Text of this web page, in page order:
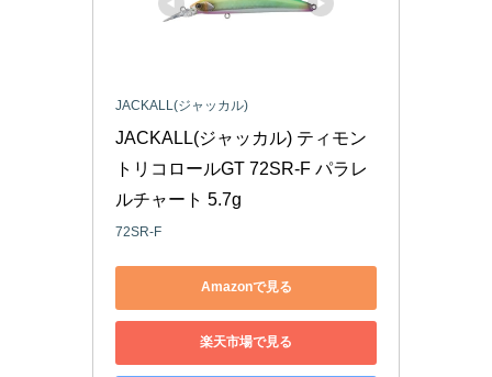
JACKALL(ジャッカル)
JACKALL(ジャッカル) ティモン
トリコロールGT 72SR-F パラレ
ルチャート 5.7g
72SR-F
Amazonで見る
楽天市場で見る